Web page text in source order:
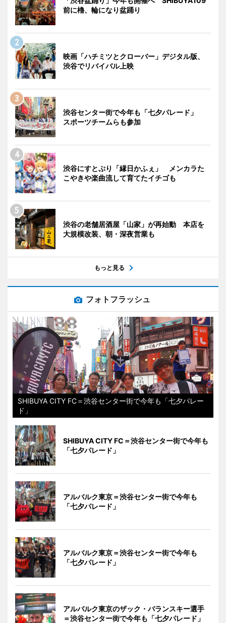
前に櫓、輪になり盆踊り
映画「ハチミツとクローバー」デジタル版、
渋谷でリバイバル上映
渋谷センター街で今年も「七夕パレード」
スポーツチームらも参加
渋谷にすとぷり「縁日かふぇ」 メンカラた
こやきや楽曲流して育てたイチゴも
渋谷の老舗居酒屋「山家」が再始動 本店を
大規模改装、朝・深夜営業も
もっと見る
フォトフラッシュ
SHIBUYA CITY FC＝渋谷センター街で今年も「七夕パレー
ド」
SHIBUYA CITY FC＝渋谷センター街で今年も
「七夕パレード」
アルバルク東京＝渋谷センター街で今年も
「七夕パレード」
アルバルク東京＝渋谷センター街で今年も
「七夕パレード」
アルバルク東京のザック・バランスキー選手
＝渋谷センター街で今年も「七夕パレード」